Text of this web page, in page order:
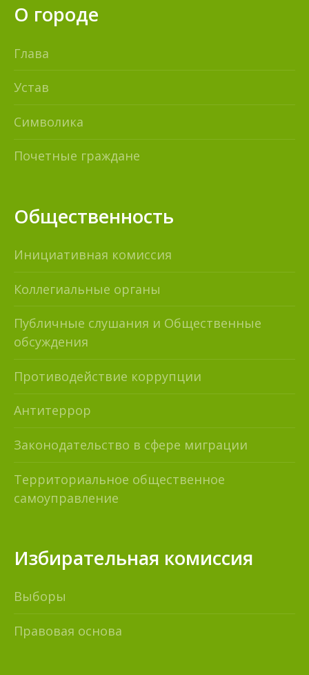
О городе
Глава
Устав
Символика
Почетные граждане
Общественность
Инициативная комиссия
Коллегиальные органы
Публичные слушания и Общественные
обсуждения
Противодействие коррупции
Антитеррор
Законодательство в сфере миграции
Территориальное общественное
самоуправление
Избирательная комиссия
Выборы
Правовая основа